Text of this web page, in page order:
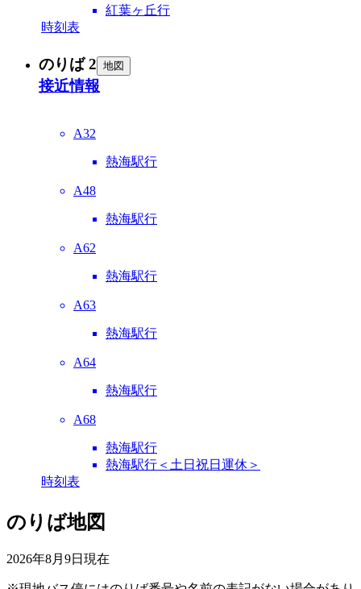
紅葉ヶ丘行
時刻表
のりば 2 地図
接近情報
A32
熱海駅行
A48
熱海駅行
A62
熱海駅行
A63
熱海駅行
A64
熱海駅行
A68
熱海駅行
熱海駅行＜土日祝日運休＞
時刻表
のりば地図
2026年8月9日 現在